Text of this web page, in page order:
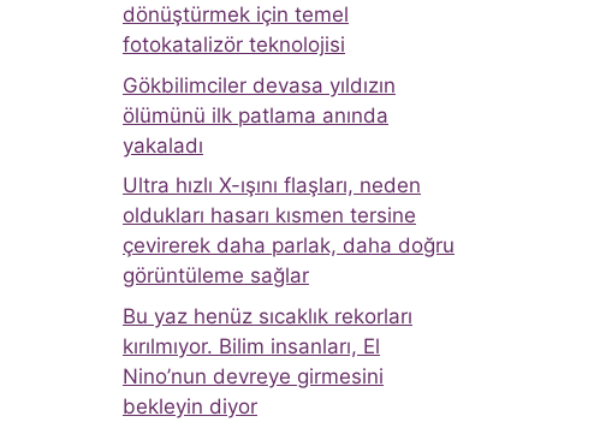
dönüştürmek için temel
fotokatalizör teknolojisi
Gökbilimciler devasa yıldızın
ölümünü ilk patlama anında
yakaladı
Ultra hızlı X-ışını flaşları, neden
oldukları hasarı kısmen tersine
çevirerek daha parlak, daha doğru
görüntüleme sağlar
Bu yaz henüz sıcaklık rekorları
kırılmıyor. Bilim insanları, El
Nino’nun devreye girmesini
bekleyin diyor